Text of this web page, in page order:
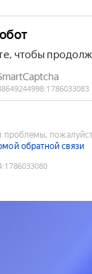
проблемы,
обратной связи
:1786033080